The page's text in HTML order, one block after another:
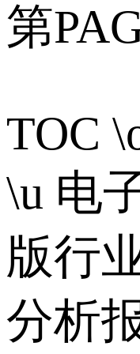
第
TOC
\u 电
版行
分析